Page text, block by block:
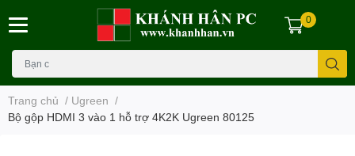
0
Trang chủ / Ugreen /
Bộ gộp HDMI 3 vào 1 hỗ trợ 4K2K Ugreen 80125